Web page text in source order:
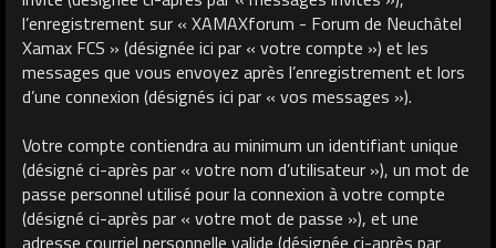
l’enregistrement sur « XAMAXforum - Forum de Neuchâtel
Xamax FCS » (désignée ici par « votre compte ») et les
messages que vous envoyez après l’enregistrement et lors
d’une connexion (désignés ici par « vos messages »).
Votre compte contiendra au minimum un identifiant unique
(désigné ci-après par « votre nom d’utilisateur »), un mot de
passe personnel utilisé pour la connexion à votre compte
(désigné ci-après par « votre mot de passe »), et une
adresse courriel personnelle valide (désignée ci-après par